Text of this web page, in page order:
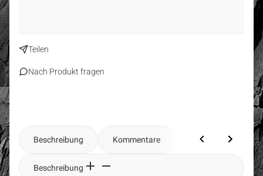
Teilen
Nach Produkt fragen
Beschreibung Kommentare
Beschreibung